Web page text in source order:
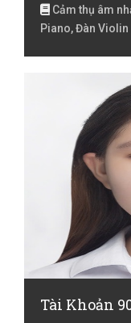
Cảm thụ âm
Piano, Đàn Violin
Tài Khoản